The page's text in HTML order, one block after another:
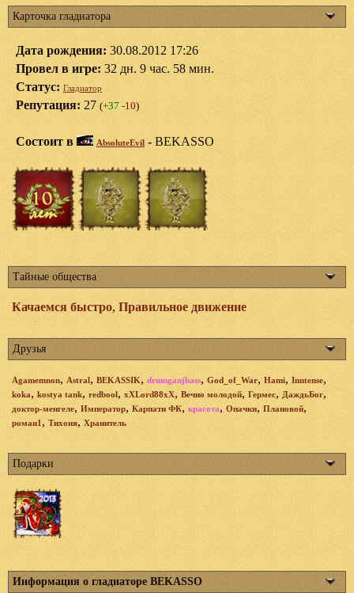
Карточка гладиатора
Дата рождения: 30.08.2012 17:26
Провел в игре: 32 дн. 9 час. 58 мин.
Статус: Гладиатор
Репутация: 27 (+37 -10)
Состоит в AbsoluteEvil - BEKASSO
Тайные общества
Качаемся быстро, Правильное движение
Друзья
Agamemnon, Astral, BEKASSIK, drumganjbass, God_of_War, Hami, Inntense,
koka, kostya tank, redbool, xXLord88xX, Вечно молодой, Гермес, ДаждьБог,
доктор-менгеле, Император, Карпати ФК, красота, Опачки, Плановой,
роман1 , Тихоня, Хранитель
Подарки
Информация о гладиаторе BEKASSO